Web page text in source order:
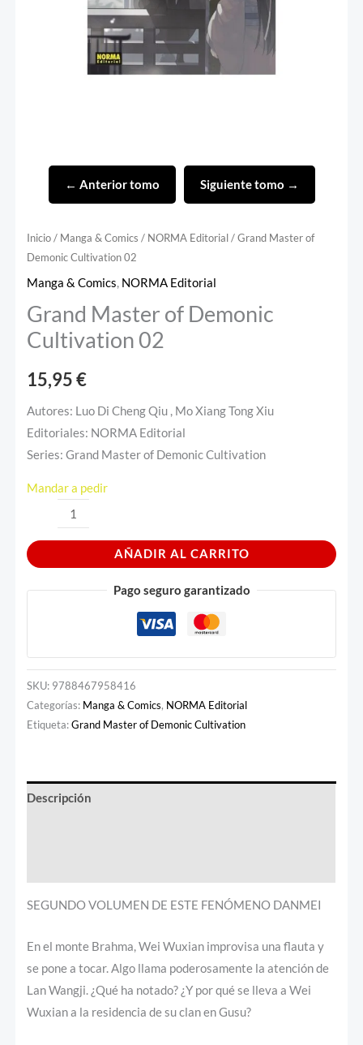
← Anterior tomo Siguiente tomo →
Inicio/ Manga & Comics / NORMA Editorial/ Grand Master of
Demonic Cultivation 02
Manga & Comics, NORMA Editorial
Grand Master of Demonic
Cultivation 02
15,95€
Autores: Luo Di Cheng Qiu , Mo Xiang Tong Xiu
Editoriales: NORMA Editorial
Series: Grand Master of Demonic Cultivation
Mandar a pedir
AÑADIR AL CARRITO
Pago seguro garantizado
SKU: 9788467958416
Categorías: Manga & Comics, NORMA Editorial
Etiqueta:Grand Master of Demonic Cultivation
Descripción
SEGUNDO VOLUMEN DE ESTE FENÓMENO DANMEI
En el monte Brahma, Wei Wuxian improvisa una flauta y
se pone a tocar. Algo llama poderosamente la atención de
Lan Wangji. ¿Qué ha notado? ¿Y por qué se lleva a Wei
Wuxian a la residencia de su clan en Gusu?